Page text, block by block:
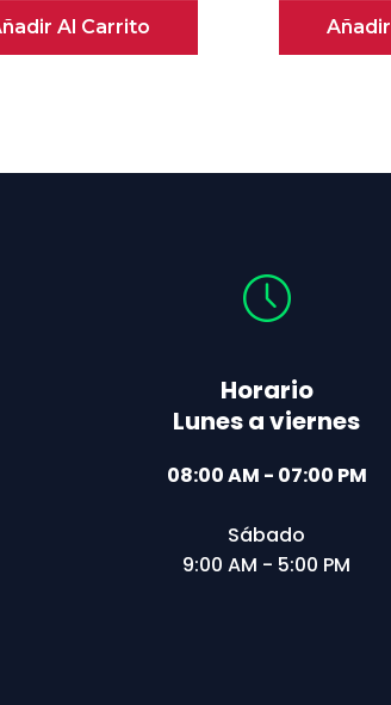
Al Carrito
Horario
Lunes a viernes
08:00 AM - 07:00 PM
Sábado
9:00 AM - 5:00 PM